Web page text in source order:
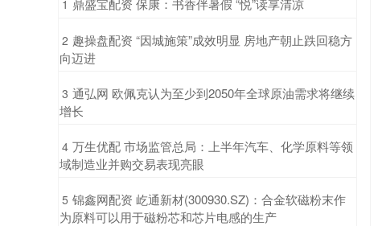
1 ​鼎盛宝配资 保康：书香伴暑假 “悦”读享清凉
2 ​趣操盘配资 “因城施策”成效明显 房地产朝止跌回稳方
向迈进
3 ​通弘网 欧佩克认为至少到2050年全球原油需求将继续
增长
4 ​万生优配 市场监管总局：上半年汽车、化学原料等领
域制造业并购交易表现亮眼
5 ​锦鑫网配资 屹通新材(300930.SZ)：合金软磁粉末作
为原料可以用于磁粉芯和芯片电感的生产